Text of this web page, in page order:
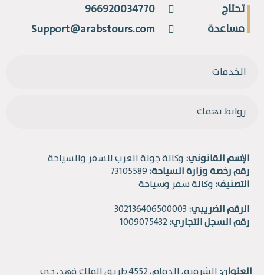
تحتاج
مساعدة
966920034770
Support@arabstours.com
الخدمات
روابط تهمك
الإسم القانوني: وكالة جولة العرب للسفر والسياحة
رقم رخصة وزارة السياحة:
التصنيف: وكالة سفر وسياحة
الرقم الضريبي:
رقم السجل التجاري:
العنوان: الشرقية، الدمام، 4552 طريق الملك فهد، حي